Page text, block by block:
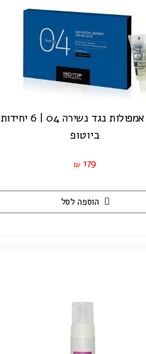
נגד נשירה 04 | 6 יחידות
ביוטופ
₪ 179
הוספה לסל